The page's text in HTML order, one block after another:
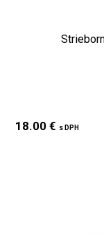
18.00 € s DPH